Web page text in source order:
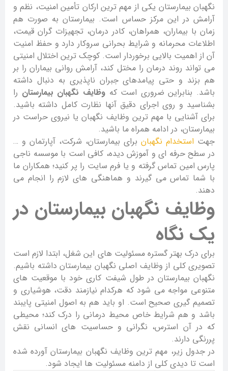
نگهبان بیمارستان یکی از مهم ترین ارکان تأمین امنیت، نظم و
آرامش در این مرکز حساس است. بیمارستان به صورت هم
زمان با بیماران، همراهان، کادر درمان، تجهیزات گران قیمت،
اطلاعات محرمانه و شرایط بحرانی سروکار دارد و حفظ امنیت
آن از اهمیت بالایی برخوردار است. کوچک ترین اختلال امنیتی
می تواند روند درمان را مختل کند، آرامش روانی بیماران را بر
هم بزند و حتی پیامدهای جبران ناپذیری به دنبال داشته
باشد. بنابراین ضروری است کهوظایف نگهبان بیمارستان را
بشناسید و روی اجرای دقیق آنها نظارت کامل داشته باشید.
برای آشنایی با مهم ترین وظایف نگهبان یا نیروی حراست در
بیمارستان، در ادامه همراه ما باشید.
جهت استخدام نگهبان برای بیمارستان، شرکت، آپارتمان و …
در سطح حرفه ای و آموزش دیده، کافی است با موسسه ناجی
پارس امین تماس گرفته و یا فرم سایت را پر کنید؛ همکاران ما
با شما تماس می گیرند و هماهنگی های لازم را انجام می
دهند.
وظایف نگهبان بیمارستان در
یک نگاه
برای درک بهتر گستره مسئولیت های این شغل، ابتدا لازم است
تصویری کلی از وظایف اصلی نگهبان بیمارستان داشته باشیم.
نگهبان بیمارستان در طول شیفت کاری خود با موقعیت های
متنوعی مواجه می شود که هرکدام نیازمند دقت، هوشیاری و
تصمیم گیری صحیح است. او باید هم به اصول امنیتی پایبند
باشد و هم شرایط خاص محیط درمانی را درک کند؛ محیطی
که در آن استرس، نگرانی و حساسیت های انسانی نقش
پررنگی دارند.
در جدول زیر، مهم ترین وظایف نگهبان بیمارستان آورده شده
است تا دیدی کلی از دامنه مسئولیت ها ایجاد شود.